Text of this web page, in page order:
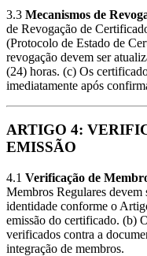
3.3 Mecanismos de
de Revogação de
(Protocolo de Estado de
revogação devem ser
(24) horas. (c) Os
imediatamente após
ARTIGO 4:
EMISSÃO
4.1 Verificação de
Membros Regulares devem
identidade conforme o
emissão do certificado. (b)
verificados contra a
integração de membros.